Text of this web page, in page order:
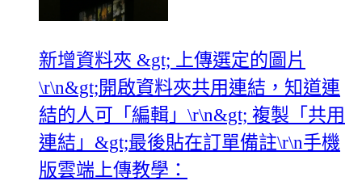
新增資料夾 &gt; 上傳選定的圖片
\r\n&gt;開啟資料夾共用連結，知道連
結的人可「編輯」\r\n&gt; 複製「共用
連結」&gt;最後貼在訂單備註\r\n手機
版雲端上傳教學：